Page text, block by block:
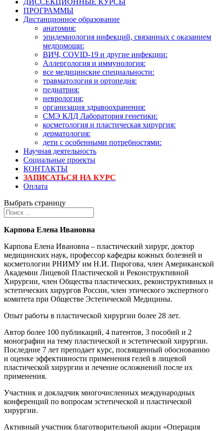
ДИССЕКЦИОННЫЕ КУРСЫ
ПРОГРАММЫ
Дистанционное образование
анатомия:
эпидемиология инфекций, связанных с оказанием
медпомощи:
ВИЧ, COVID-19 и другие инфекции:
Аллергология и иммунология:
все медицинские специальности:
травматология и ортопедия:
педиатрия:
неврология:
организация здравоохранения:
СМЭ КЛД Лаборатория генетики:
косметология и пластическая хирургия:
дерматология:
дети с особенными потребностями:
Научная деятельность
Социальные проекты
КОНТАКТЫ
ЗАПИСАТЬСЯ НА КУРС
Оплата
Выбрать страницу
Карпова Елена Ивановна
Карпова Елена Ивановна – пластический хирург, доктор
медицинских наук, профессор кафедры кожных болезней и
косметологии РНИМУ им Н.И. Пирогова, член Американской
Академии Лицевой Пластической и Реконструктивной
Хирургии, член Общества пластических, реконструктивных и
эстетических хирургов России, член этического экспертного
комитета при Обществе Эстетической Медицины.
Опыт работы в пластической хирургии более 28 лет.
Автор более 100 публикаций, 4 патентов, 3 пособий и 2
монографии на тему пластической и эстетической хирургии.
Последние 7 лет преподает курс, посвященный обоснованию
и оценке эффективности применения гелей в лицевой
пластической хирургии и лечение осложнений после их
применения.
Участник и докладчик многочисленных международных
конференций по вопросам эстетической и пластической
хирургии.
Активный участник благотворительной акции «Операция